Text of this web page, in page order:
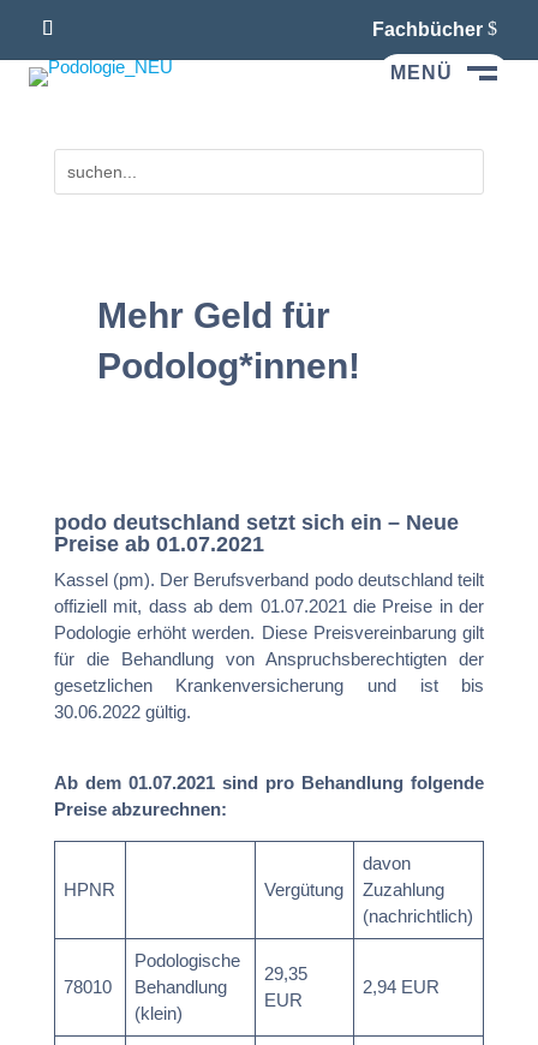
Fachbücher
MENÜ
Mehr Geld für
Podolog*innen!
podo deutschland setzt sich ein – Neue
Preise ab 01.07.2021
Kassel (pm). Der Berufsverband podo deutschland teilt
offiziell mit, dass ab dem 01.07.2021 die Preise in der
Podologie erhöht werden. Diese Preisvereinbarung gilt
für die Behandlung von Anspruchsberechtigten der
gesetzlichen Krankenversicherung und ist bis
30.06.2022 gültig.
Ab dem 01.07.2021 sind pro Behandlung folgende
Preise abzurechnen:
HPNR Vergütung
davon
Zuzahlung
(nachrichtlich)
78010
Podologische
Behandlung
(klein)
29,35
EUR
2,94 EUR